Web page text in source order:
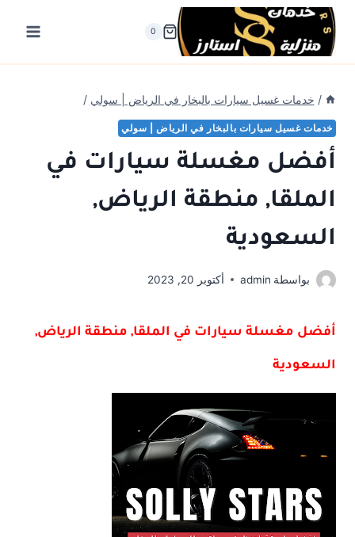
التجاوز
المحتوى
0
/ خدمات غسيل سيارات بالبخار في الرياض | سولي /
خدمات غسيل سيارات بالبخار في الرياض | سولي
أفضل مغسلة سيارات في
الملقا, منطقة الرياض,
السعودية
بواسطة admin أكتوبر 20, 2023
أفضل مغسلة سيارات في الملقا, منطقة الرياض,
السعودية